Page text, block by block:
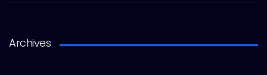
Archives